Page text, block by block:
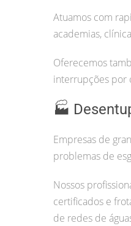
Atuamos com
academias,
Oferecemos
interrupções por
🏭
Empresas de
problemas de
Nossos
certificados e
de redes de